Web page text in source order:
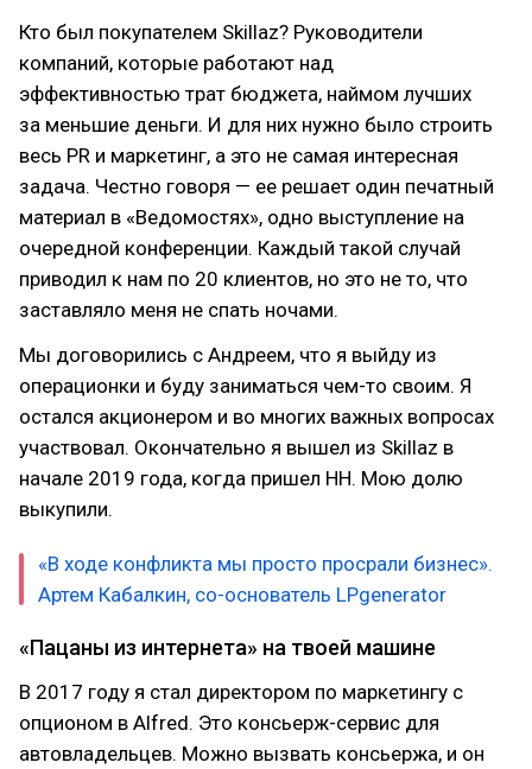
Кто был покупателем Skillaz? Руководители
компаний, которые работают над
эффективностью трат бюджета, наймом лучших
за меньшие деньги. И для них нужно было строить
весь PR и маркетинг, а это не самая интересная
задача. Честно говоря — ее решает один печатный
материал в «Ведомостях», одно выступление на
очередной конференции. Каждый такой случай
приводил к нам по 20 клиентов, но это не то, что
заставляло меня не спать ночами.
Мы договорились с Андреем, что я выйду из
операционки и буду заниматься чем-то своим. Я
остался акционером и во многих важных вопросах
участвовал. Окончательно я вышел из Skillaz в
начале 2019 года, когда пришел HH. Мою долю
выкупили.
«В ходе конфликта мы просто просрали бизнес».
Артем Кабалкин, со-основатель LPgenerator
«Пацаны из интернета» на твоей машине
В 2017 году я стал директором по маркетингу с
опционом в Alfred. Это консьерж-сервис для
автовладельцев. Можно вызвать консьержа, и он